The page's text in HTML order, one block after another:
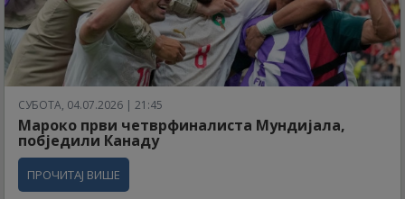
СУБОТА, 04.07.2026 | 21:45
Мароко први четврфиналиста Мундијала,
побједили Канаду
ПРОЧИТАЈ ВИШЕ